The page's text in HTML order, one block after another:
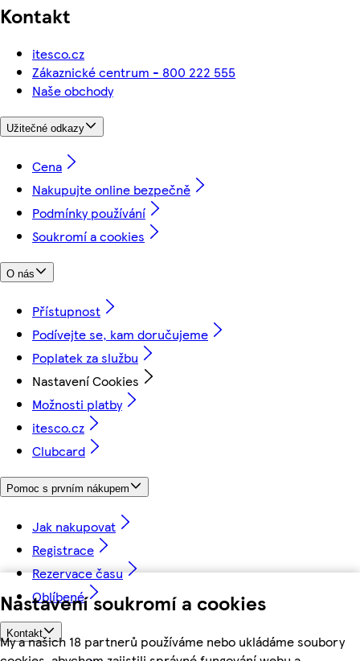
Nastavení soukromí a cookies
My a našich 18 partnerů používáme nebo ukládáme soubory
Kontakt
itesco.cz
Zákaznické centrum - 800 222 555
Naše obchody
Užitečné odkazy
Cena
Nakupujte online bezpečně
Podmínky používání
Soukromí a cookies
O nás
Přístupnost
Podívejte se, kam doručujeme
Poplatek za službu
Nastavení Cookies
Možnosti platby
itesco.cz
Clubcard
Pomoc s prvním nákupem
Jak nakupovat
Registrace
Rezervace času
Oblíbené
Kontakt